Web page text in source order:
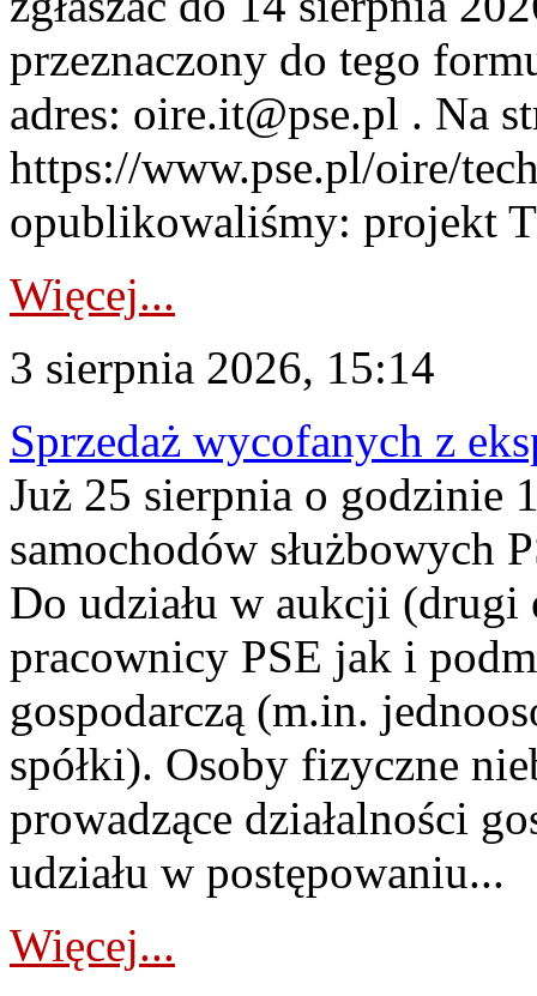
przeznaczony do tego
adres: oire.it@pse.pl . Na
https://www.pse.pl/oire/
opublikowaliśmy: projekt
Więcej...
3 sierpnia 2026, 15:14
Sprzedaż wycofanych z
Już 25 sierpnia o godzinie
samochodów służbowych
Do udziału w aukcji (drugi
pracownicy PSE jak i
gospodarczą (m.in.
spółki). Osoby fizyczne
prowadzące działalności
udziału w postępowaniu...
Więcej...